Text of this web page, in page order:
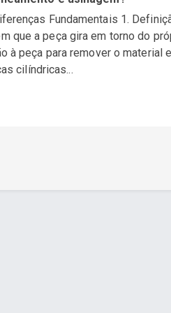
Fundamentais 1.
que a peça gira em torno do
à peça para remover o material
cilíndricas...